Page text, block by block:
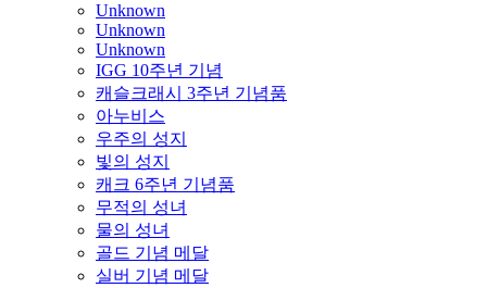
Unknown
Unknown
Unknown
IGG 10주년 기념
캐슬크래시 3주년 기념품
아누비스
우주의 성지
빛의 성지
캐크 6주년 기념품
무적의 성녀
물의 성녀
골드 기념 메달
실버 기념 메달